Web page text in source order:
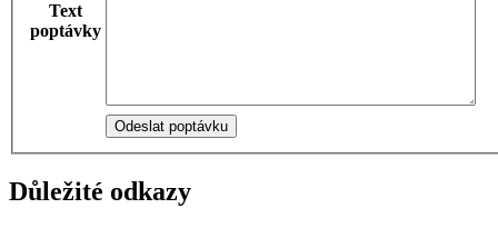
Text
poptávky
Důležité odkazy